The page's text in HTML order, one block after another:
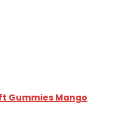
Gummies Mango